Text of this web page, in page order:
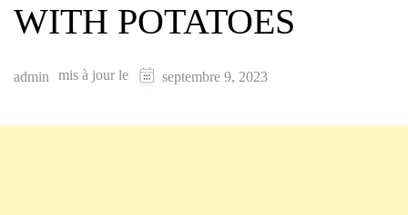
WITH POTATOES
admin mis à jour le septembre 9, 2023